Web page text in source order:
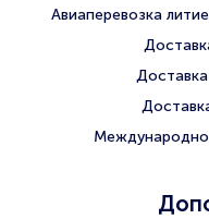
Авиаперевозка
Доставка